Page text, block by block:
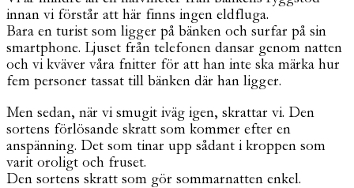
innan vi förstår att här finns ingen eldfluga.
Bara en turist som ligger på bänken och surfar på sin
smartphone. Ljuset från telefonen dansar genom natten
och vi kväver våra fnitter för att han inte ska märka hur
fem personer tassat till bänken där han ligger.
Men sedan, när vi smugit iväg igen, skrattar vi. Den
sortens förlösande skratt som kommer efter en
anspänning. Det som tinar upp sådant i kroppen som
varit oroligt och fruset.
Den sortens skratt som gör sommarnatten enkel.